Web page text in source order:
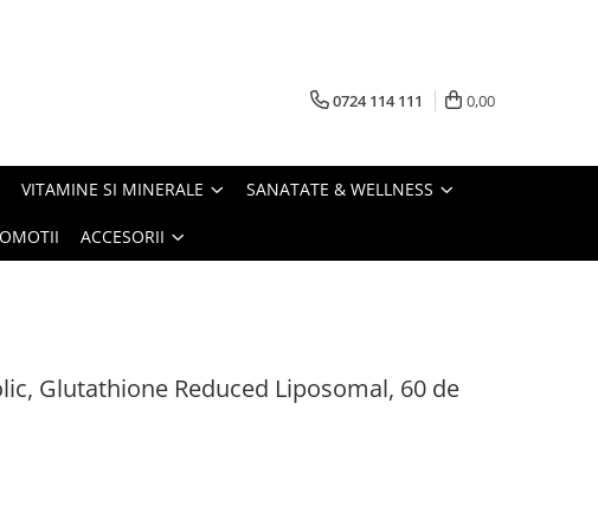
0724 114 111 0,00
VITAMINE SI MINERALE SANATATE & WELLNESS
ACCESORII
Glutathione Reduced Liposomal, 60 de